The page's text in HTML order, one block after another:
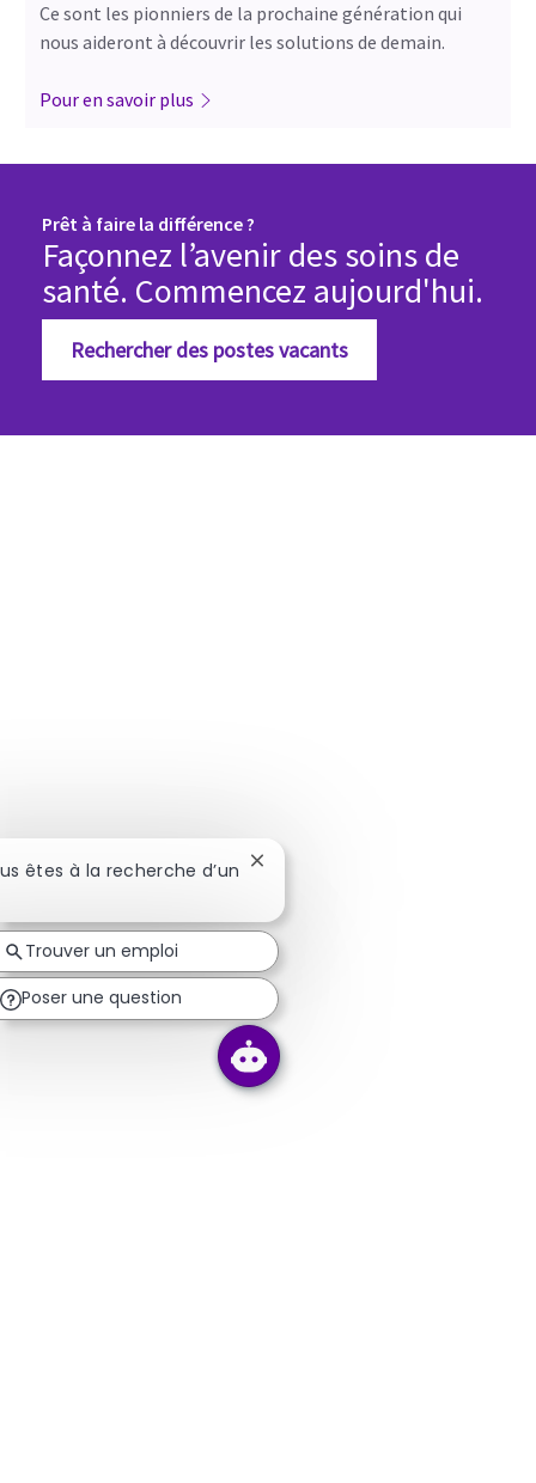
Ce sont les pionniers de la prochaine génération qui
nous aideront à découvrir les solutions de demain.
Pour en savoir plus
Prêt à faire la différence ?
Façonnez l’avenir des soins de
santé. Commencez aujourd'hui.
Rechercher des postes vacants
êtes à la recherche d’un Fermer la notification du chatbot
Trouver un emploi
Poser une question